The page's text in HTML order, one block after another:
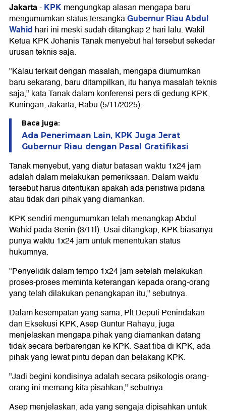
Jakarta-KPKmengungkap alasan mengapa baru
mengumumkan status tersangkaGubernur Riau Abdul
Wahid hari ini meski sudah ditangkap 2 hari lalu. Wakil
Ketua KPK Johanis Tanak menyebut hal tersebut sekedar
urusan teknis saja.
"Kalau terkait dengan masalah, mengapa diumumkan
baru sekarang, baru ditampilkan, itu hanya masalah teknis
saja," kata Tanak dalam konferensi pers di gedung KPK,
Kuningan, Jakarta, Rabu (5/11/2025).
Baca juga:
Ada Penerimaan Lain, KPK Juga Jerat
Gubernur Riau dengan Pasal Gratifikasi
Tanak menyebut, yang diatur batasan waktu 1x24 jam
adalah dalam melakukan pemeriksaan. Dalam waktu
tersebut harus ditentukan apakah ada peristiwa pidana
atau tidak dari pihak yang diamankan.
KPK sendiri mengumumkan telah menangkap Abdul
Wahid pada Senin (3/11l). Usai ditangkap, KPK biasanya
punya waktu 1x24 jam untuk menentukan status
hukumnya.
"Penyelidik dalam tempo 1x24 jam setelah melakukan
proses-proses meminta keterangan kepada orang-orang
yang telah dilakukan penangkapan itu," sebutnya.
Dalam kesempatan yang sama, Plt Deputi Penindakan
dan Eksekusi KPK, Asep Guntur Rahayu, juga
menjelaskan mengapa pihak yang diamankan datang
tidak secara berbarengan ke KPK. Saat tiba di KPK, ada
pihak yang lewat pintu depan dan belakang KPK.
"Jadi begini kondisinya adalah secara psikologis orang-
orang ini memang kita pisahkan," sebutnya.
Asep menjelaskan, ada yang sengaja dipisahkan untuk